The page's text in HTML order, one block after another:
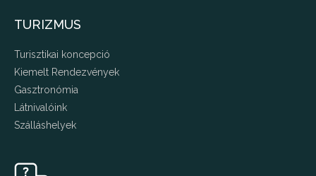
TURIZMUS
Turisztikai koncepció
Kiemelt Rendezvények
Gasztronómia
Látnivalóink
Szálláshelyek